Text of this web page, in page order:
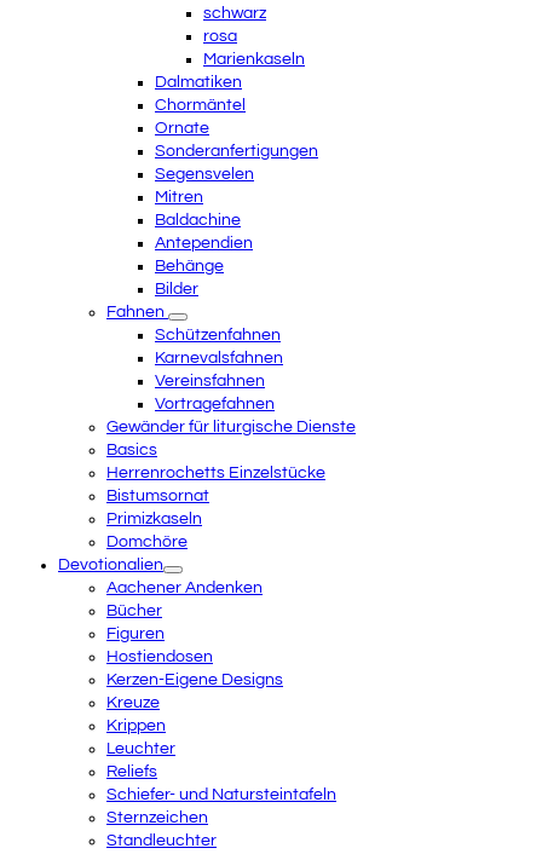
schwarz
rosa
Marienkaseln
Dalmatiken
Chormäntel
Ornate
Sonderanfertigungen
Segensvelen
Mitren
Baldachine
Antependien
Behänge
Bilder
Fahnen
Schützenfahnen
Karnevalsfahnen
Vereinsfahnen
Vortragefahnen
Gewänder für liturgische Dienste
Basics
Herrenrochetts Einzelstücke
Bistumsornat
Primizkaseln
Domchöre
Devotionalien
Aachener Andenken
Bücher
Figuren
Hostiendosen
Kerzen-Eigene Designs
Kreuze
Krippen
Leuchter
Reliefs
Schiefer- und Natursteintafeln
Sternzeichen
Standleuchter